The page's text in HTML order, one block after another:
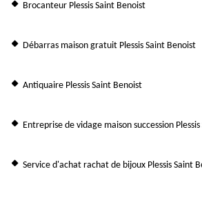
Brocanteur Plessis Saint Benoist
Débarras maison gratuit Plessis Saint Benoist
Antiquaire Plessis Saint Benoist
Entreprise de vidage maison succession
Service d'achat rachat de bijoux Plessis Saint